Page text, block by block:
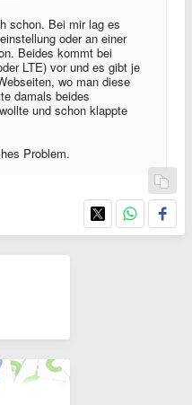
schon. Bei mir lag es
oder an einer
Beides kommt bei
LTE) vor und es gibt je
wo man diese
damals beides
und schon klappte
Problem.